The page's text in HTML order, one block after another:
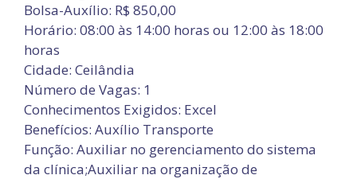
Bolsa-Auxílio: R$ 850,00
Horário: 08:00 às 14:00 horas ou 12:00 às 18:00
horas
Cidade: Ceilândia
Número de Vagas: 1
Conhecimentos Exigidos: Excel
Benefícios: Auxílio Transporte
Função: Auxiliar no gerenciamento do sistema
da clínica;Auxiliar na organização de